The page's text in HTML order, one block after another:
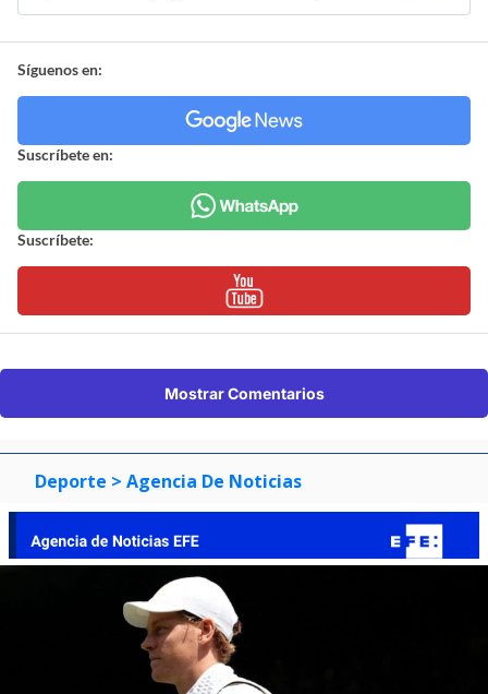
Síguenos en:
Suscríbete en:
Suscríbete:
Mostrar Comentarios
Deporte > Agencia De Noticias